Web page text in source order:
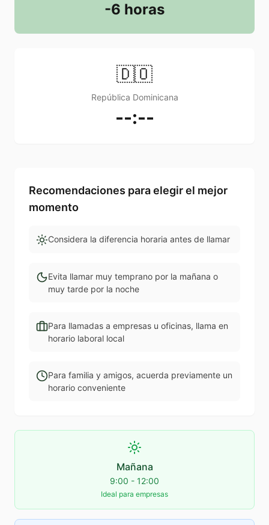
-6 horas
🇩🇴
República Dominicana
--:--
Recomendaciones para elegir el mejor
momento
Considera la diferencia horaria antes de llamar
Evita llamar muy temprano por la mañana o
muy tarde por la noche
Para llamadas a empresas u oficinas, llama en
horario laboral local
Para familia y amigos, acuerda previamente un
horario conveniente
Mañana
9:00 - 12:00
Ideal para empresas